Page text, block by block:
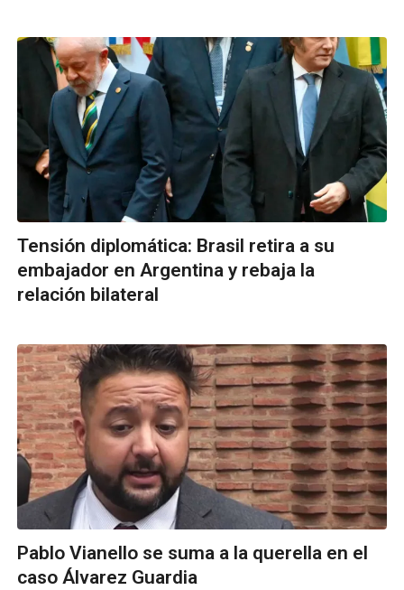
Tensión diplomática: Brasil retira a su
embajador en Argentina y rebaja la
relación bilateral
Pablo Vianello se suma a la querella en el
caso Álvarez Guardia